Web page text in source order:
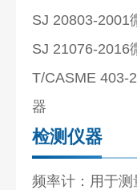
SJ 20803-2001
SJ 21076-2016
T/CASME 403-
器
检测仪器
频率计：用于测